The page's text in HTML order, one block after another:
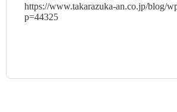
https://www.takarazuka-an.co.jp/blog/
p=44325